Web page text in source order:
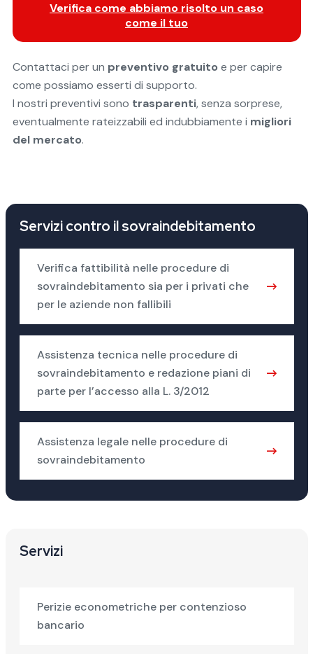
Verifica come abbiamo risolto un caso
come il tuo
Contattaci per un preventivo gratuito e per capire
come possiamo esserti di supporto.
I nostri preventivi sono trasparenti, senza sorprese,
eventualmente rateizzabili ed indubbiamente i migliori
del mercato.
Servizi contro il sovraindebitamento
Verifica fattibilità nelle procedure di
sovraindebitamento sia per i privati che
per le aziende non fallibili
Assistenza tecnica nelle procedure di
sovraindebitamento e redazione piani di
parte per l’accesso alla L. 3/2012
Assistenza legale nelle procedure di
sovraindebitamento
Servizi
Perizie econometriche per contenzioso
bancario